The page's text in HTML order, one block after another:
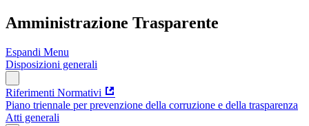
Amministrazione Trasparente
Espandi Menu
Disposizioni generali
Riferimenti Normativi
Piano triennale per prevenzione della corruzione e della trasparenza
Atti generali